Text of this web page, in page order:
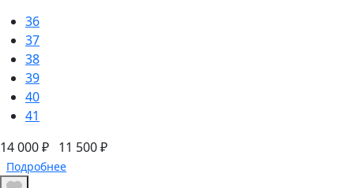
36
37
38
39
40
41
14 000 ₽ 11 500 ₽
Подробнее